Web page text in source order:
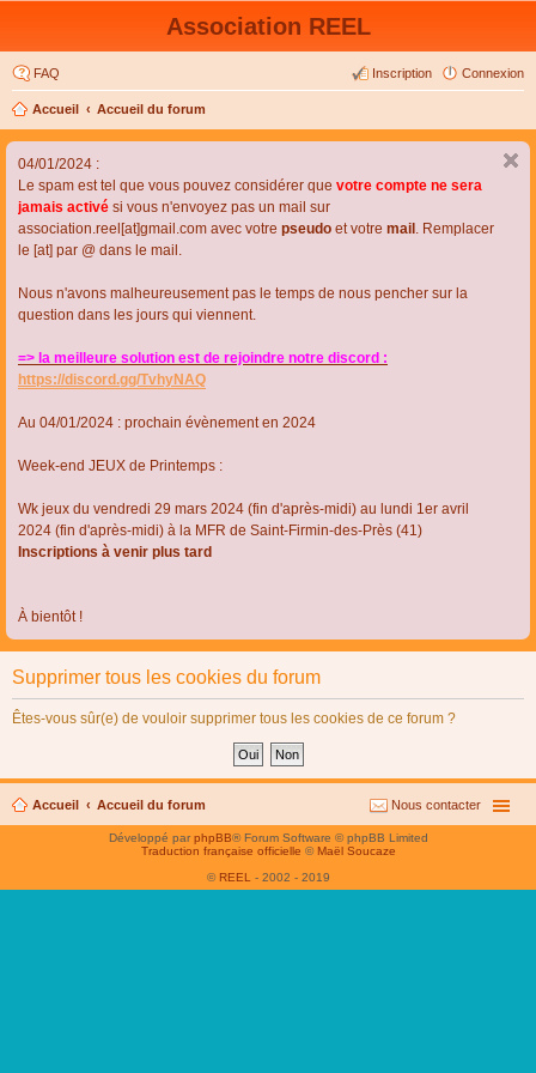
Association REEL
FAQ Connexion
Inscription
Accueil Accueil du forum
04/01/2024 :
Le spam est tel que vous pouvez considérer que votre compte ne sera
jamais activé si vous n'envoyez pas un mail sur
association.reel[at]gmail.com avec votre pseudo et votre mail . Remplacer
le [at] par @ dans le mail.
Nous n'avons malheureusement pas le temps de nous pencher sur la
question dans les jours qui viennent.
=> la meilleure solution est de rejoindre notre discord :
https://discord.gg/TvhyNAQ
Au 04/01/2024 : prochain évènement en 2024
Week-end JEUX de Printemps :
Wk jeux du vendredi 29 mars 2024 (fin d'après-midi) au lundi 1er avril
2024 (fin d'après-midi) à la MFR de Saint-Firmin-des-Près (41)
Inscriptions à venir plus tard
À bientôt !
Supprimer tous les cookies du forum
Êtes-vous sûr(e) de vouloir supprimer tous les cookies de ce forum ?
Accueil Accueil du forum Nous contacter
Développé parphpBB® Forum Software © phpBB Limited
Traduction française officielle © Maël Soucaze
© REEL - 2002 - 2019